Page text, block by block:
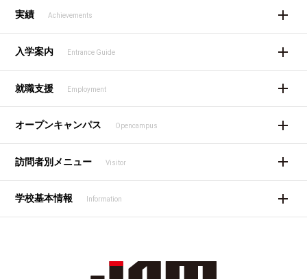
実績 Achievements
入学案内 Entrance Guide
就職支援 Employment
オープンキャンパス Opencampus
訪問者別メニュー Visitor
学校基本情報 Information